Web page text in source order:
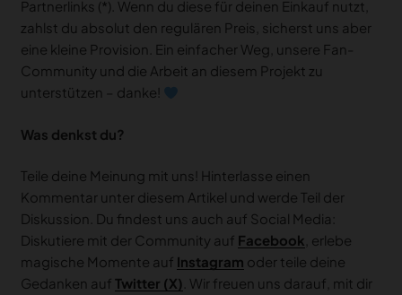
Partnerlinks (*). Wenn du diese für deinen Einkauf nutzt,
zahlst du absolut den regulären Preis, sicherst uns aber
eine kleine Provision. Ein einfacher Weg, unsere Fan-
Community und die Arbeit an diesem Projekt zu
unterstützen – danke!
Was denkst du?
Teile deine Meinung mit uns! Hinterlasse einen
Kommentar unter diesem Artikel und werde Teil der
Diskussion. Du findest uns auch auf Social Media:
Diskutiere mit der Community auf Facebook , erlebe
magische Momente auf Instagram oder teile deine
Gedanken auf Twitter (X) . Wir freuen uns darauf, mit dir